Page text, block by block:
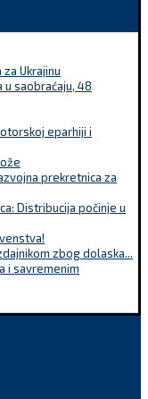
Ukrajinu
saobraćaju, 48
eparhiji i
prekretnica za
Distribucija počinje u
zbog dolaska...
i savremenim